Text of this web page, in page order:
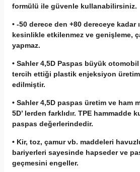
formülü ile güvenle kullanabilirsiniz.
• -50 derece den +80 dereceye kadar
kesinlikle etkilenmez ve genişleme,
yapmaz.
• Sahler 4,5D Paspas büyük
tercih ettiği plastik enjeksiyon
edilmiştir.
• Sahler 4,5D paspas üretim ve ham
5D’ lerden farklıdır. TPE hammadde
paspas değerlerindedir.
• Kir, toz, çamur vb. maddeleri
bariyerleri sayesinde hapseder ve
geçmesini engeller.